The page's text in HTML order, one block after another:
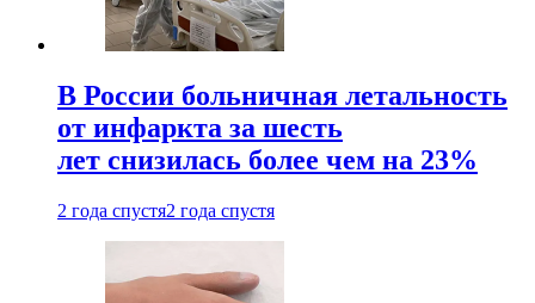
В России больничная летальность
от инфаркта за шесть
лет снизилась более чем на 23%
2 года спустя2 года спустя